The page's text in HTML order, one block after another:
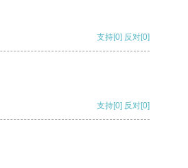
支持[0] 反对[0]
支持[0] 反对[0]